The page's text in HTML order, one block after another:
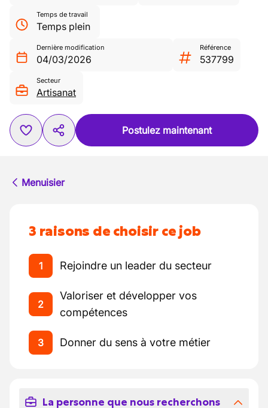
Temps de travail
Temps plein
Dernière modification
04/03/2026
Référence
537799
Secteur
Artisanat
Postulez maintenant
Menuisier
3 raisons de choisir ce job
1 Rejoindre un leader du secteur
2
Valoriser et développer vos
compétences
3 Donner du sens à votre métier
La personne que nous recherchons